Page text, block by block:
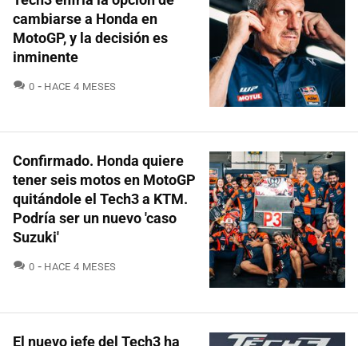
cambiarse a Honda en
MotoGP, y la decisión es
inminente
0 COMENTARIOS
HACE 4 MESES
Confirmado. Honda quiere
tener seis motos en MotoGP
quitándole el Tech3 a KTM.
Podría ser un nuevo 'caso
Suzuki'
0 COMENTARIOS
HACE 4 MESES
El nuevo jefe del Tech3 ha